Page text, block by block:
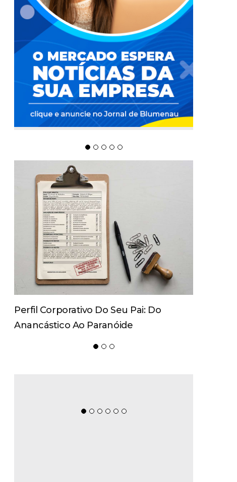
Movecta Marca Presença Na
Logistique 2026 Com Soluções
Integradas E Participação Em Painel